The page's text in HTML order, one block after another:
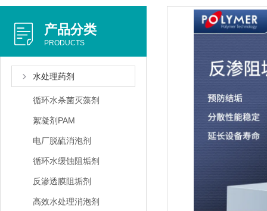
产品分类
PRODUCTS
水处理药剂
循环水杀菌灭藻剂
絮凝剂PAM
电厂脱硫消泡剂
循环水缓蚀阻垢剂
反渗透膜阻垢剂
高效水处理消泡剂